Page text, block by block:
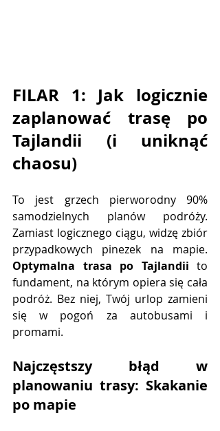
FILAR 1: Jak logicznie
zaplanować trasę po
Tajlandii (i uniknąć
chaosu)
To jest grzech pierworodny 90%
samodzielnych planów podróży.
Zamiast logicznego ciągu, widzę zbiór
Optymalna trasa po Tajlandii to
fundament, na którym opiera się cała
podróż. Bez niej, Twój urlop zamieni
się w pogoń za autobusami i
promami.
Najczęstszy błąd w
planowaniu trasy: Skakanie
po mapie